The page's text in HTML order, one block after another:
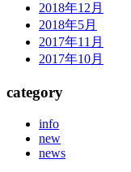
2018年12月
2018年5月
2017年11月
2017年10月
category
info
new
news